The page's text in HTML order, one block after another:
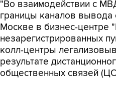
"Во взаимодействии с
границы каналов вывода
Москве в бизнес-центре
незарегистрированных
колл-центры
результате
общественных связей